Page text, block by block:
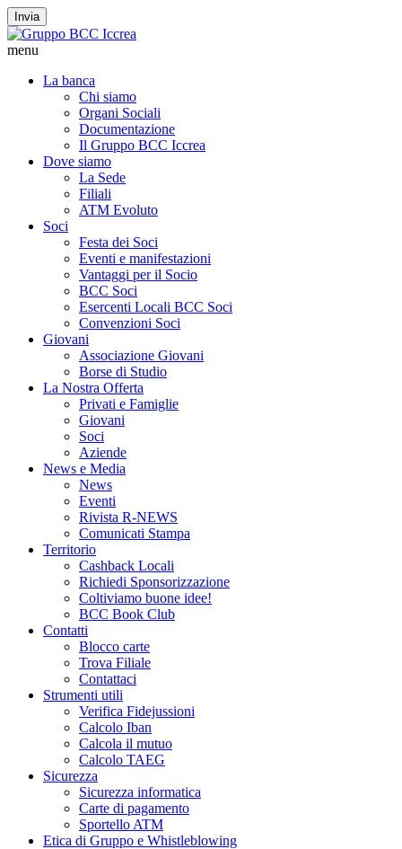
Invia
menu
La banca
Chi siamo
Organi Sociali
Documentazione
Il Gruppo BCC Iccrea
Dove siamo
La Sede
Filiali
ATM Evoluto
Soci
Festa dei Soci
Eventi e manifestazioni
Vantaggi per il Socio
BCC Soci
Esercenti Locali BCC Soci
Convenzioni Soci
Giovani
Associazione Giovani
Borse di Studio
La Nostra Offerta
Privati e Famiglie
Giovani
Soci
Aziende
News e Media
News
Eventi
Rivista R-NEWS
Comunicati Stampa
Territorio
Cashback Locali
Richiedi Sponsorizzazione
Coltiviamo buone idee!
BCC Book Club
Contatti
Blocco carte
Trova Filiale
Contattaci
Strumenti utili
Verifica Fidejussioni
Calcolo Iban
Calcola il mutuo
Calcolo TAEG
Sicurezza
Sicurezza informatica
Carte di pagamento
Sportello ATM
Etica di Gruppo e Whistleblowing